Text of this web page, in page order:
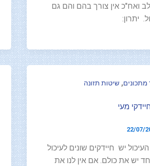
ואח"כ אין צורך בהם והם גם
יתרון:
, שיטות תזונה
מעי
22/07/
יש חיידקים שונים לעיכול
יש את כולם. אם אין לנו את